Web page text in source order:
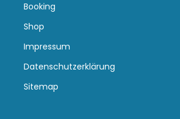
Booking
Shop
Impressum
Datenschutzerklärung
Sitemap